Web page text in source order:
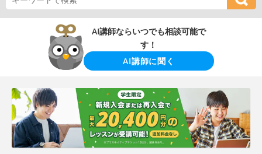
AI講師ならいつでも相談可能で
す！
AI講師に聞く